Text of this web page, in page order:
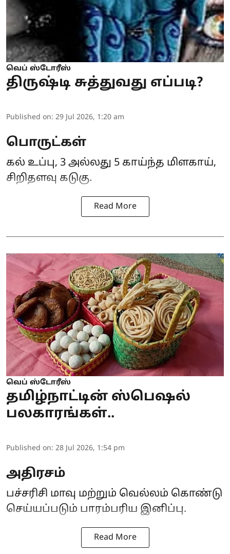
வெப் ஸ்டோரீஸ்
திருஷ்டி சுத்துவது எப்படி?
Published on: 29 Jul 2026, 1:20 am
பொருட்கள்
கல் உப்பு, 3 அல்லது 5 காய்ந்த மிளகாய்,
சிறிதளவு கடுகு.
Read More
வெப் ஸ்டோரீஸ்
தமிழ்நாட்டின் ஸ்பெஷல்
பலகாரங்கள்..
Published on: 28 Jul 2026, 1:54 pm
அதிரசம்
பச்சரிசி மாவு மற்றும் வெல்லம் கொண்டு
செய்யப்படும் பாரம்பரிய இனிப்பு.
Read More